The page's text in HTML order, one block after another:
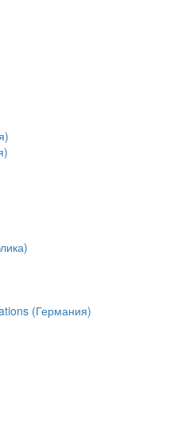
(Германия)